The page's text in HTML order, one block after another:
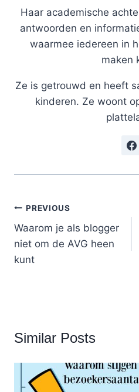
Haar academische
antwoorden en
waarmee iedereen in
maken
Ze is getrouwd en heeft
kinderen. Ze woont
Post
navigation
PREVIOUS
Waarom je als blogger
niet om de AVG heen
kunt
Similar Posts